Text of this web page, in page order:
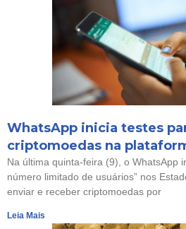
WhatsApp inicia testes
criptomoedas na
Na última quinta-feira (9), o WhatsApp
número limitado de usuários” nos
enviar e receber criptomoedas por
Leia Mais